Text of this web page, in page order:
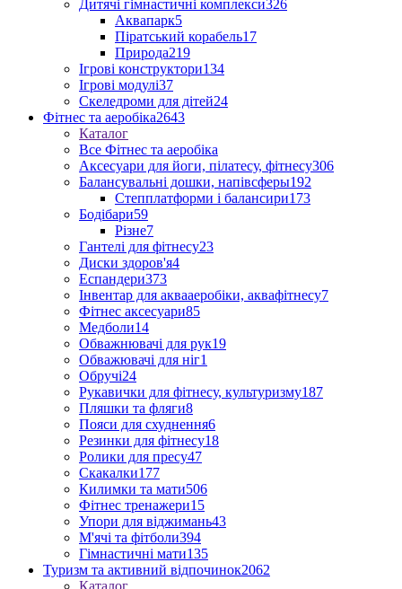
Дитячі гімнастичні комплекси326
Аквапарк5
Піратський корабель17
Природа219
Ігрові конструктори134
Ігрові модулі37
Скеледроми для дітей24
Фітнес та аеробіка2643
Каталог
Все Фітнес та аеробіка
Аксесуари для йоги, пілатесу, фітнесу306
Балансувальні дошки, напівсферы192
Степплатформи і балансири173
Бодібари59
Різне7
Гантелі для фітнесу23
Диски здоров'я4
Еспандери373
Інвентар для аквааеробіки, аквафітнесу7
Фітнес аксесуари85
Медболи14
Обважнювачі для рук19
Обважювачі для ніг1
Обручі24
Рукавички для фітнесу, культуризму187
Пляшки та фляги8
Пояси для схуднення6
Резинки для фітнесу18
Ролики для пресу47
Скакалки177
Килимки та мати506
Фітнес тренажери15
Упори для віджимань43
М'ячі та фітболи394
Гімнастичні мати135
Туризм та активний відпочинок2062
Каталог